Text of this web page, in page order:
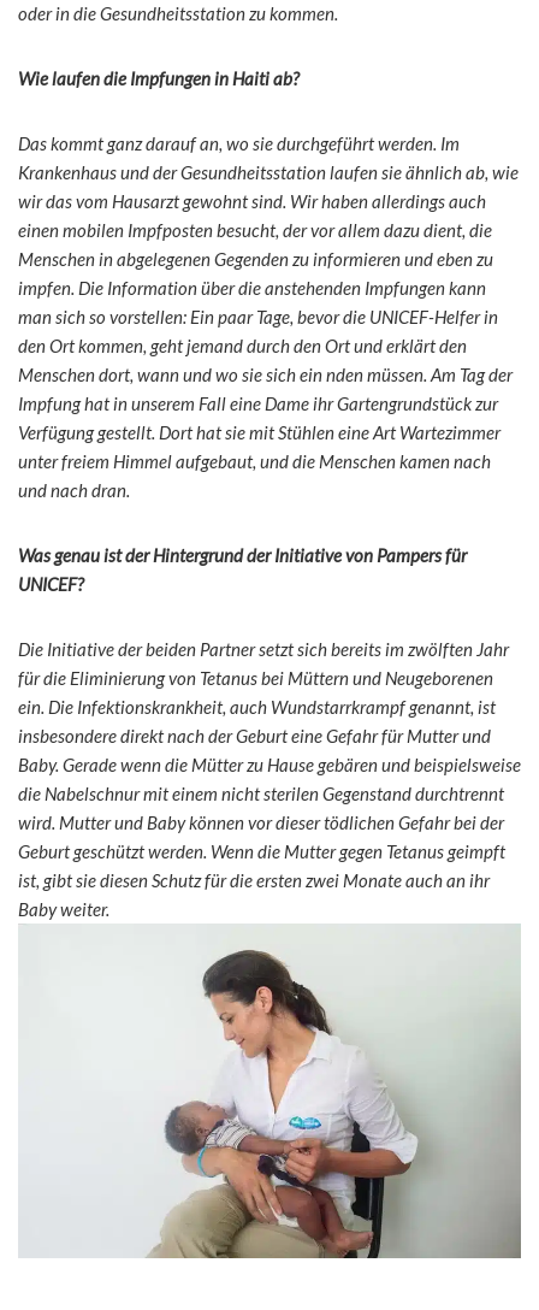
oder in die Gesundheitsstation zu kommen.
Wie laufen die Impfungen in Haiti ab?
Das kommt ganz darauf an, wo sie durchgeführt werden. Im
Krankenhaus und der Gesundheitsstation laufen sie ähnlich ab, wie
wir das vom Hausarzt gewohnt sind. Wir haben allerdings auch
einen mobilen Impfposten besucht, der vor allem dazu dient, die
Menschen in abgelegenen Gegenden zu informieren und eben zu
impfen. Die Information über die anstehenden Impfungen kann
man sich so vorstellen: Ein paar Tage, bevor die UNICEF-Helfer in
den Ort kommen, geht jemand durch den Ort und erklärt den
Menschen dort, wann und wo sie sich ein nden müssen. Am Tag der
Impfung hat in unserem Fall eine Dame ihr Gartengrundstück zur
Verfügung gestellt. Dort hat sie mit Stühlen eine Art Wartezimmer
unter freiem Himmel aufgebaut, und die Menschen kamen nach
und nach dran.
Was genau ist der Hintergrund der Initiative von Pampers für
UNICEF?
Die Initiative der beiden Partner setzt sich bereits im zwölften Jahr
für die Eliminierung von Tetanus bei Müttern und Neugeborenen
ein. Die Infektionskrankheit, auch Wundstarrkrampf genannt, ist
insbesondere direkt nach der Geburt eine Gefahr für Mutter und
Baby. Gerade wenn die Mütter zu Hause gebären und beispielsweise
die Nabelschnur mit einem nicht sterilen Gegenstand durchtrennt
wird. Mutter und Baby können vor dieser tödlichen Gefahr bei der
Geburt geschützt werden. Wenn die Mutter gegen Tetanus geimpft
ist, gibt sie diesen Schutz für die ersten zwei Monate auch an ihr
Baby weiter.